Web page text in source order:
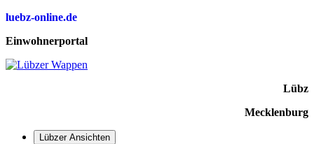
luebz-online.de
Einwohnerportal
Lübz
Mecklenburg
Lübzer Ansichten